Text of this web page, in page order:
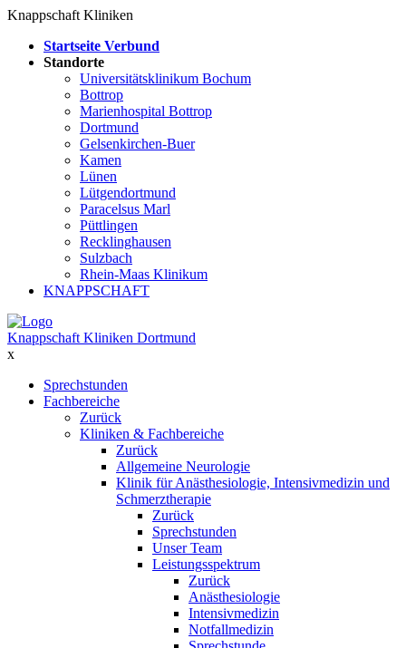
Knappschaft Kliniken
Startseite Verbund
Standorte
Universitätsklinikum Bochum
Bottrop
Marienhospital Bottrop
Dortmund
Gelsenkirchen-Buer
Kamen
Lünen
Lütgendortmund
Paracelsus Marl
Püttlingen
Recklinghausen
Sulzbach
Rhein-Maas Klinikum
KNAPPSCHAFT
Knappschaft Kliniken Dortmund
x
Sprechstunden
Fachbereiche
Zurück
Kliniken & Fachbereiche
Zurück
Allgemeine Neurologie
Klinik für Anästhesiologie, Intensivmedizin und
Schmerztherapie
Zurück
Sprechstunden
Unser Team
Leistungsspektrum
Zurück
Anästhesiologie
Intensivmedizin
Notfallmedizin